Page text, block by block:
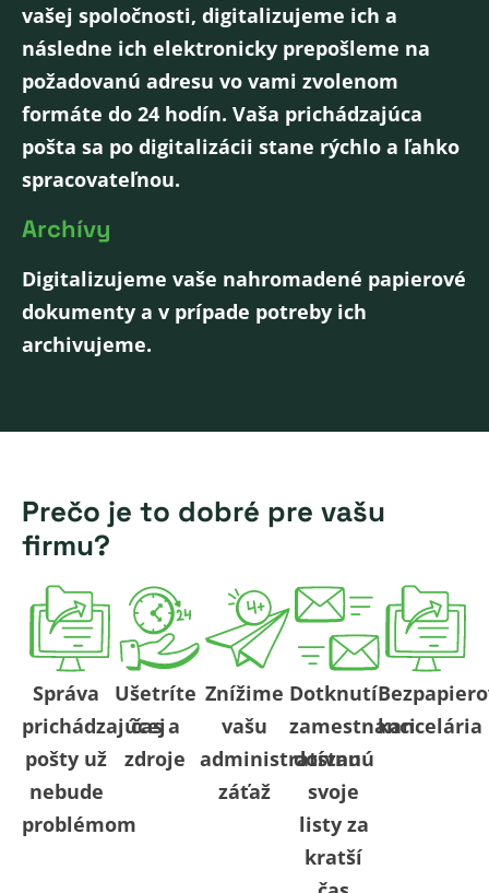
vašej spoločnosti, digitalizujeme ich a
následne ich elektronicky prepošleme na
požadovanú adresu vo vami zvolenom
formáte do 24 hodín. Vaša prichádzajúca
pošta sa po digitalizácii stane rýchlo a ľahko
spracovateľnou.
Archívy
Digitalizujeme vaše nahromadené papierové
dokumenty a v prípade potreby ich
archivujeme.
Prečo je to dobré pre vašu
firmu?
Správa
prichádzajúcej
pošty už
nebude
problémom
Ušetríte
čas a
zdroje
Znížime
vašu
administratívnu
záťaž
Dotknutí
zamestnanci
dostanú
svoje
listy za
kratší
kancelária